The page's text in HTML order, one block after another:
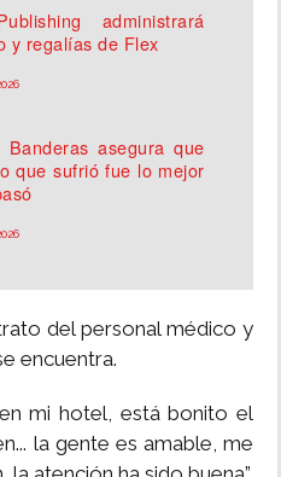
administrará
y regalías de Flex
Banderas asegura que
que sufrió fue lo mejor
del personal médico y
encuentra.
mi hotel, está bonito el
la gente es amable, me